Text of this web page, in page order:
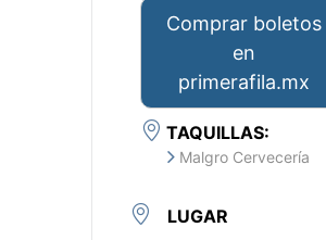
Comprar boletos
en
primerafila.mx
TAQUILLAS:
Malgro Cervecería
LUGAR